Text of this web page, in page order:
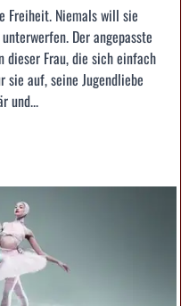
Freiheit. ­Niemals will sie
Der angepasste
dieser Frau, die sich einfach
auf, seine Jugendliebe
und...